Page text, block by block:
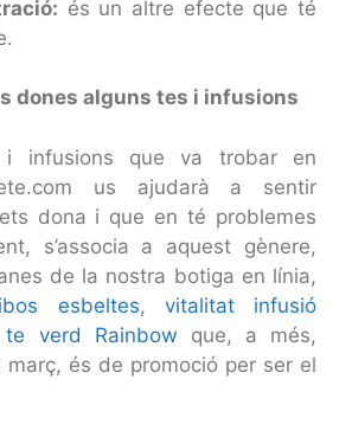
és un altre efecte que té
dones alguns tes i infusions
infusions que va trobar en
us ajudarà a sentir
dona i que en té problemes
s’associa a aquest gènere,
de la nostra botiga en línia,
esbeltes, vitalitat infusió
te verd Rainbow que, a més,
març, és de promoció per ser el